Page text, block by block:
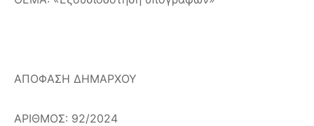
ΑΠΟΦΑΣΗ ΔΗΜΑΡΧΟΥ
ΑΡΙΘΜΟΣ: 92/2024